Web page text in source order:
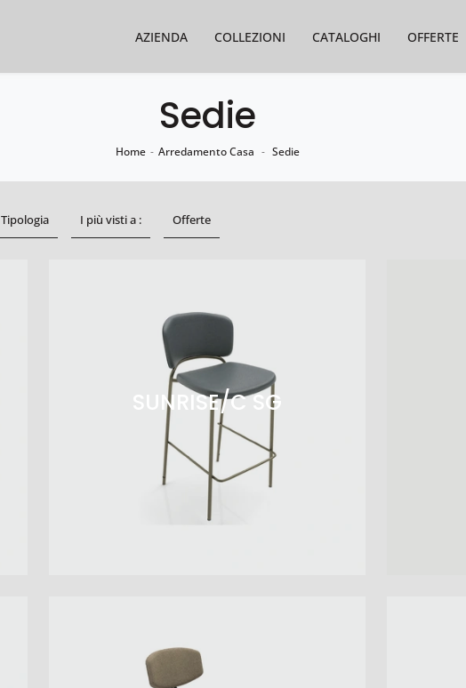
AZIENDA COLLEZIONI CATALOGHI OFFERTE
Sedie
Home - Arredamento Casa - Sedie
Tipologia I più visti a : Offerte
SUNRISE/C SG